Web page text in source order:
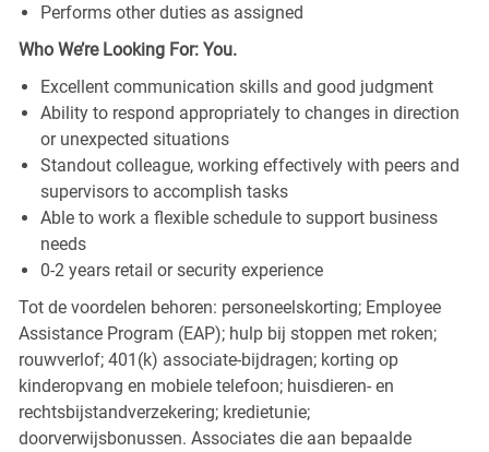
Performs other duties as assigned
Who We’re Looking For: You.
Excellent communication skills and good judgment
Ability to respond appropriately to changes in direction
or unexpected situations
Standout colleague, working effectively with peers and
supervisors to accomplish tasks
Able to work a flexible schedule to support business
needs
0-2 years retail or security experience
Tot de voordelen behoren: personeelskorting; Employee
Assistance Program (EAP); hulp bij stoppen met roken;
rouwverlof; 401(k) associate-bijdragen; korting op
kinderopvang en mobiele telefoon; huisdieren- en
rechtsbijstandverzekering; kredietunie;
doorverwijsbonussen. Associates die aan bepaalde